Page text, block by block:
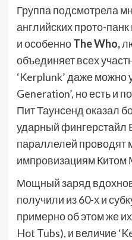
Группа подсмотрела
английских прото-панк
и особенноThe Who,
объединяет всех
‘Kerplunk’ даже можно
Generation’, но есть и
Пит Таунсенд оказал
ударный фингерстайл
параллелей проводят
импровизациям Китом
Мощный заряд
получили из 60-х и
примерно об этом же
Hot Tubs), и величие